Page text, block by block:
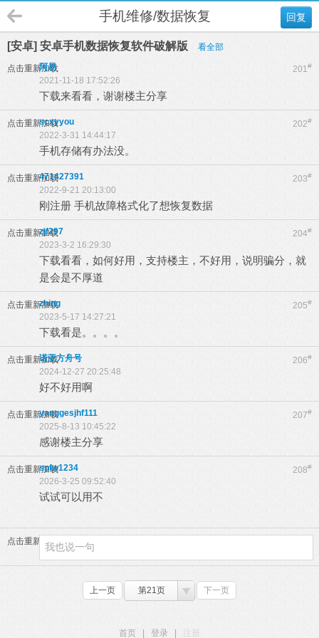
回复
手机维修/数据恢复
[安卓] 安卓手机数据恢复软件破解版 看全部
点击重新加载 201#
阿易
2021-11-18 17:52:26
下载来看看，谢谢楼主分享
点击重新加载 202#
scxyyou
2022-3-31 14:44:17
手机存储有办法没。
点击重新加载 203#
471427391
2022-9-21 20:13:00
刚注册 手机故障格式化了想恢复数据
点击重新加载 204#
zjf297
2023-3-2 16:29:30
下载看看，如何好用，支持楼主，不好用，说明骗分，就
是会是不厚道
点击重新加载 205#
zhing
2023-5-17 14:27:21
下载看是。。。。
点击重新加载 206#
诺亚方舟号
2024-12-27 20:25:48
好不好用啊
点击重新加载 207#
yanggesjhf111
2025-8-13 10:45:22
感谢楼主分享
点击重新加载 208#
spfw1234
2026-3-25 09:52:40
试试可以用不
点击重新加载
上一页 第21页 下一页
首页 登录